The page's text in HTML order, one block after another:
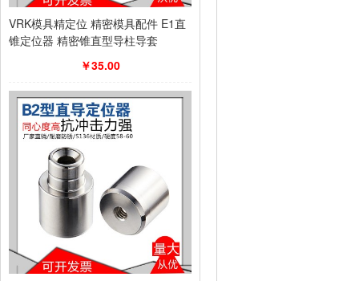
VRK模具精定位 精密模具配件 E1直
锥定位器 精密锥直型导柱导套
￥35.00